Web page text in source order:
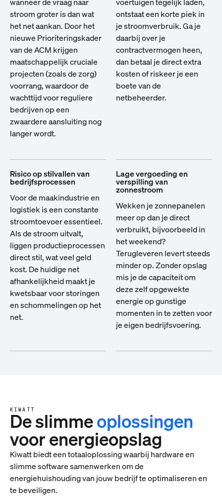
stroom groter is dan wat
het net aankan. Door het
nieuwe Prioriteringskader
van de ACM krijgen
maatschappelijk cruciale
projecten (zoals de zorg)
voorrang, waardoor de
wachttijd voor reguliere
bedrijven op een
zwaardere aansluiting nog
langer wordt.
ontstaat een korte piek in
je stroomverbruik. Ga je
daarbij over je
contractvermogen heen,
dan betaal je direct extra
kosten of riskeer je een
boete van de
netbeheerder.
Risico op stilvallen van
bedrijfsprocessen
Voor de maakindustrie en
logistiek is een constante
stroomtoevoer essentieel.
Als de stroom uitvalt,
liggen productieprocessen
direct stil, wat veel geld
kost. De huidige net
afhankelijkheid maakt je
kwetsbaar voor storingen
en schommelingen op het
net.
Lage vergoeding en
verspilling van
zonnestroom
Wekken je zonnepanelen
meer op dan je direct
verbruikt, bijvoorbeeld in
het weekend?
Terugleveren levert steeds
minder op. Zonder opslag
mis je de capaciteit om
deze zelf opgewekte
energie op gunstige
momenten in te zetten voor
je eigen bedrijfsvoering.
KIWATT
De slimmeoplossingen
voor energieopslag
Kiwatt biedt een totaaloplossing waarbij hardware en
slimme software samenwerken om de
energiehuishouding van jouw bedrijf te optimaliseren en
te beveiligen.